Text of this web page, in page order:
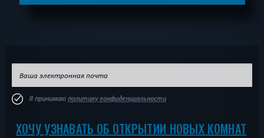
Я принимаю политику конфиденциальности
ХОЧУ УЗНАВАТЬ ОБ ОТКРЫТИИ НОВЫХ КОМНАТ